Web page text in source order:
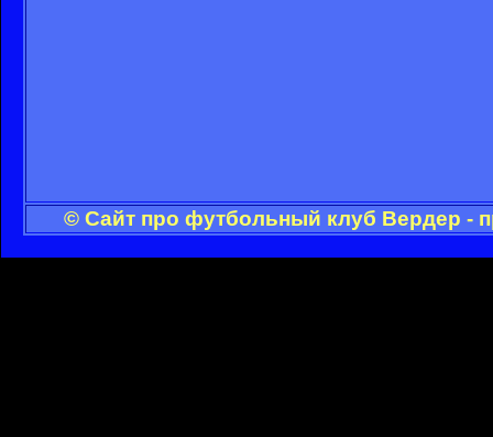
© Сайт про футбольный клуб Вердер -